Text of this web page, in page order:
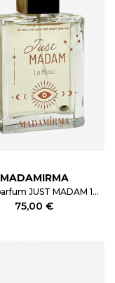
MADAMIRMA
Eau de parfum JUST MADAM 100ml
75,00 €